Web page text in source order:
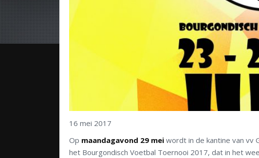
16 mei 2017
Op maandagavond 29 mei wordt in de kantine van vv
het Bourgondisch Voetbal Toernooi 2017, dat in het